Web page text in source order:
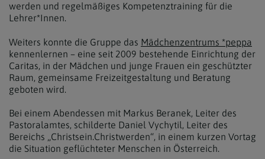
werden und regelmäßiges Kompetenztraining für die
Lehrer*Innen.
Weiters konnte die Gruppe das Mädchenzentrums *peppa
kennenlernen – eine seit 2009 bestehende Einrichtung der
Caritas, in der Mädchen und junge Frauen ein geschützter
Raum, gemeinsame Freizeitgestaltung und Beratung
geboten wird.
Bei einem Abendessen mit Markus Beranek, Leiter des
Pastoralamtes, schilderte Daniel Vychytil, Leiter des
Bereichs „Christsein.Christwerden“, in einem kurzen Vortag
die Situation geflüchteter Menschen in Österreich.